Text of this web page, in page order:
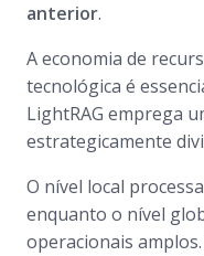
anterior.
A economia de
tecnológica é
LightRAG emprega
estrategicamente
O nível local
enquanto o nível
operacionais